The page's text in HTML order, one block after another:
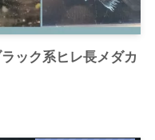
ック系ヒレ長メダカ